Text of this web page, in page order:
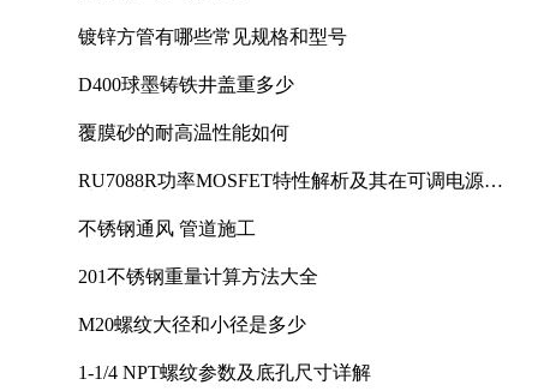
镀锌方管有哪些常见规格和型号
D400球墨铸铁井盖重多少
覆膜砂的耐高温性能如何
RU7088R功率MOSFET特性解析及其在可调电源设
不锈钢通风 管道施工
201不锈钢重量计算方法大全
M20螺纹大径和小径是多少
1-1/4 NPT螺纹参数及底孔尺寸详解